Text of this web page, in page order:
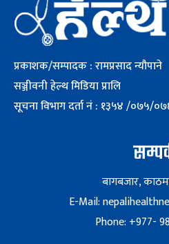
प्रकाशक/सम्पादक : रामप्रसाद न्यौपाने
सञ्जीवनी हेल्थ मिडिया प्रालि
सूचना विभाग दर्ता नं : १३५४ /०७५/
बागबजार,
E-Mail:
Phone: +977-